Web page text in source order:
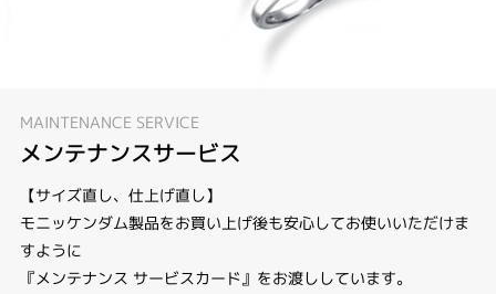
MAINTENANCE SERVICE
メンテナンスサービス
【サイズ直し、仕上げ直し】
モニッケンダム製品をお買い上げ後も安心してお使いいただけま
すように
『メンテナンス サービスカード』をお渡ししています。